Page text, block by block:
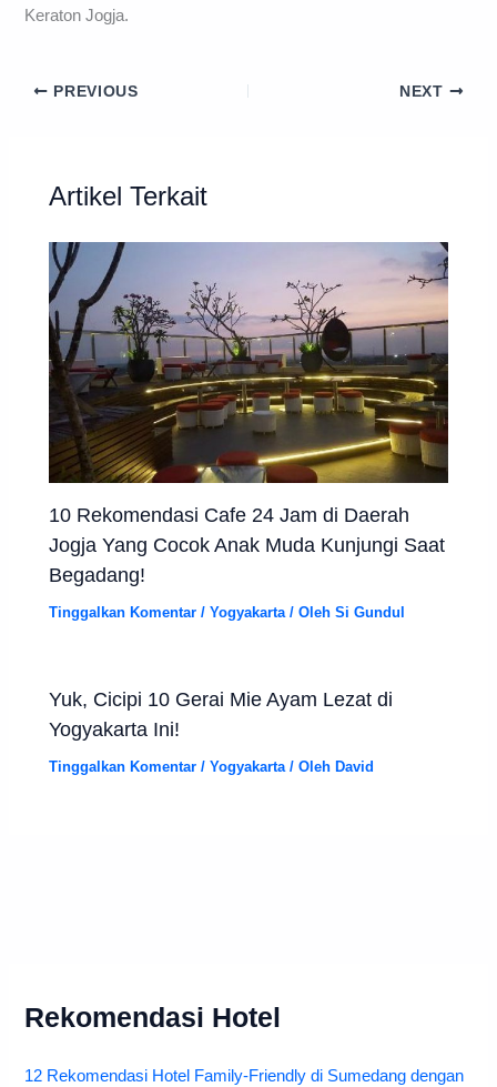
Keraton Jogja.
PREVIOUS NEXT
Artikel Terkait
10 Rekomendasi Cafe 24 Jam di Daerah
Jogja Yang Cocok Anak Muda Kunjungi Saat
Begadang!
Tinggalkan Komentar /Yogyakarta / OlehSi Gundul
Yuk, Cicipi 10 Gerai Mie Ayam Lezat di
Yogyakarta Ini!
Tinggalkan Komentar /Yogyakarta / OlehDavid
Rekomendasi Hotel
12 Rekomendasi Hotel Family-Friendly di Sumedang dengan